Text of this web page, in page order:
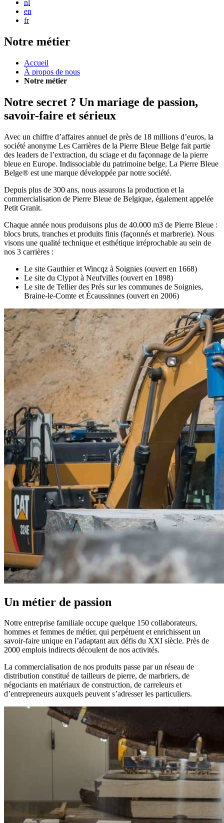
nl
en
fr
Notre métier
Accueil
À propos de nous
Notre métier
Notre secret ? Un mariage de passion,
savoir-faire et sérieux
Avec un chiffre d’affaires annuel de près de 18 millions d’euros, la
société anonyme Les Carrières de la Pierre Bleue Belge fait partie
des leaders de l’extraction, du sciage et du façonnage de la pierre
bleue en Europe. Indissociable du patrimoine belge, La Pierre Bleue
Belge® est une marque développée par notre société.
Depuis plus de 300 ans, nous assurons la production et la
commercialisation de Pierre Bleue de Belgique, également appelée
Petit Granit.
Chaque année nous produisons plus de 40.000 m3 de Pierre Bleue :
blocs bruts, tranches et produits finis (façonnés et marbrerie). Nous
visons une qualité technique et esthétique irréprochable au sein de
nos 3 carrières :
Le site Gauthier et Wincqz à Soignies (ouvert en 1668)
Le site du Clypot à Neufvilles (ouvert en 1898)
Le site de Tellier des Prés sur les communes de Soignies,
Braine-le-Comte et Écaussinnes (ouvert en 2006)
Un métier de passion
Notre entreprise familiale occupe quelque 150 collaborateurs,
hommes et femmes de métier, qui perpétuent et enrichissent un
savoir-faire unique en l’adaptant aux défis du XXI siècle. Près de
2000 emplois indirects découlent de nos activités.
La commercialisation de nos produits passe par un réseau de
distribution constitué de tailleurs de pierre, de marbriers, de
négociants en matériaux de construction, de carreleurs et
d’entrepreneurs auxquels peuvent s’adresser les particuliers.